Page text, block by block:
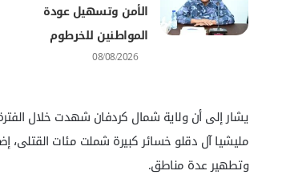
الأمن وتسهيل عودة
المواطنين للخرطوم
08/08/2026
يشار إلى أن ولاية شمال كردفان شهدت خلال
مليشيا آل دقلو خسائر كبيرة شملت مئات القتلى،
وتطهير عدة مناطق.